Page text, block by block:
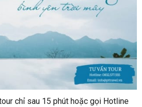
chỉ sau 15 phút hoặc gọi Hotline